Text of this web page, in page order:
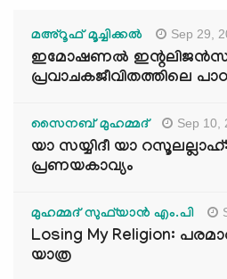
മഅ്റൂഫ് മൂച്ചിക്കല്‍ Sep 29,
ഇമോഷണൽ
പ്രവാചകജീവിതത്തിലെ
സൈനബ് മുഹമ്മദ് Sep 10,
യാ സയ്യിദീ യാ
പ്രണയകാവ്യം
മുഹമ്മദ് സുഫ്‌യാൻ എം.പി
Losing My Religion:
യാത്ര